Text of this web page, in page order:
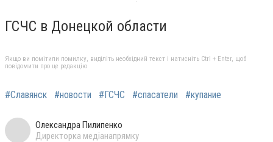
ГСЧС в Донецкой области
Якщо ви помітили помилку, виділіть необхідний текст і натисніть Ctrl + Enter, щоб
повідомити про це редакцію
#Славянск #новости #ГСЧС #спасатели #купание
Олександра Пилипенко
Директорка медіанапрямку